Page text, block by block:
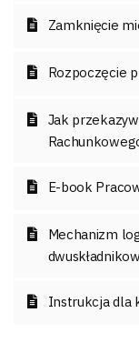
Zamknięcie
Rozpoczęcie
Jak
E-book
Mechanizm
Instrukcja dla